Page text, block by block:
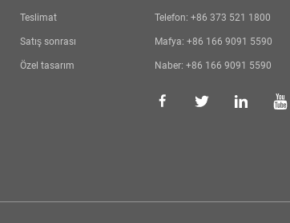
Teslimat
Satış sonrası
Özel tasarım
Telefon: +86 373 521 1800
Mafya: +86 166 9091 5590
Naber: +86 166 9091 5590